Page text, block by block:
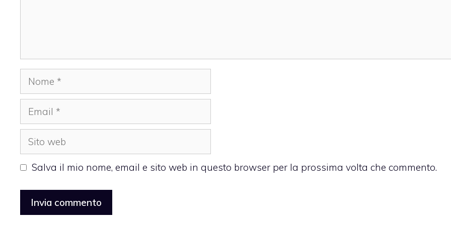
Nome
Email
Sito
web
Salva il mio nome, email e sito web in questo browser per la prossima volta che commento.